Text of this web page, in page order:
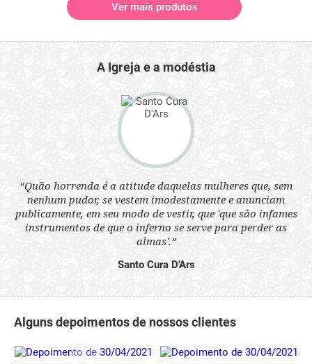
Ver mais produtos
A Igreja e a modéstia
“Quão horrenda é a atitude daquelas mulheres que, sem
nenhum pudor, se vestem imodestamente e anunciam
publicamente, em seu modo de vestir, que 'que são infames
instrumentos de que o inferno se serve para perder as
almas'.”
Santo Cura D'Ars
Alguns depoimentos de nossos clientes